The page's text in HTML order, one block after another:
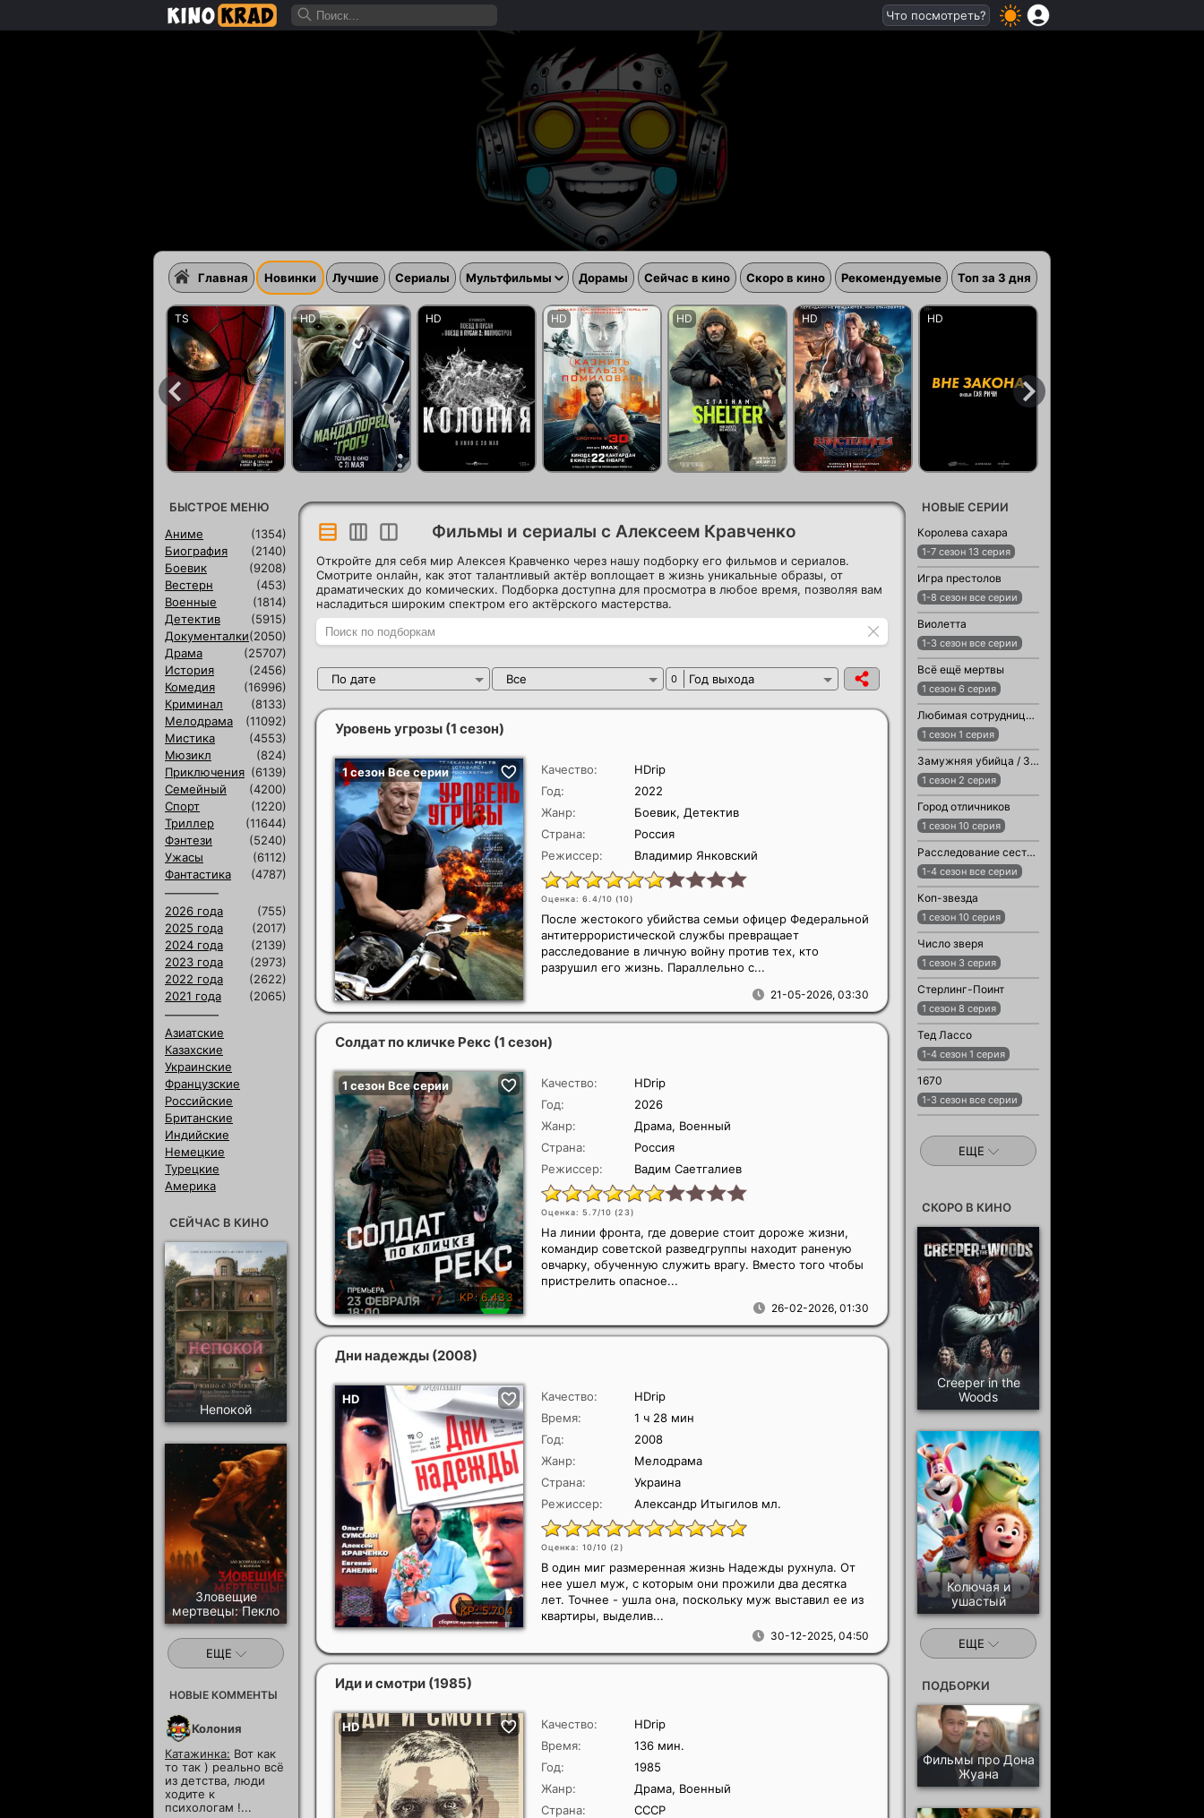
Фильмы и сериалы с Алексеем Кравченко
Откройте для себя мир Алексея Кравченко через нашу подборку его фильмов и сериалов.
Смотрите онлайн, как этот талантливый актёр воплощает в жизнь уникальные образы, от
драматических до комических. Подборка доступна для просмотра в любое время, позволяя вам
насладиться широким спектром его актёрского мастерства.
По дате Все 0 Год выхода
Уровень угрозы (1 сезон)
Качество:
HDrip
Год:
2022
Жанр:
Боевик, Детектив
Страна:
Россия
Режиссер:
Владимир Янковский
Оценка: 6.4/10 (10)
21-05-2026, 03:30
После жестокого убийства семьи офицер Федеральной
антитеррористической службы превращает
расследование в личную войну против тех, кто
разрушил его жизнь. Параллельно с...
Солдат по кличке Рекс (1 сезон)
Качество:
HDrip
Год:
2026
Жанр:
Драма, Военный
Страна:
Россия
Режиссер:
Вадим Саетгалиев
Оценка: 5.7/10 (23)
26-02-2026, 01:30
На линии фронта, где доверие стоит дороже жизни,
командир советской разведгруппы находит раненую
овчарку, обученную служить врагу. Вместо того чтобы
пристрелить опасное...
Дни надежды (2008)
Качество:
HDrip
Время:
1 ч 28 мин
Год:
2008
Жанр:
Мелодрама
Страна:
Украина
Режиссер:
Александр Итыгилов мл.
Оценка: 10/10 (2)
30-12-2025, 04:50
В один миг размеренная жизнь Надежды рухнула. От
нее ушел муж, с которым они прожили два десятка
лет. Точнее - ушла она, поскольку муж выставил ее из
квартиры, выделив...
Иди и смотри (1985)
Качество:
HDrip
Время:
136 мин.
Год:
1985
Жанр:
Драма, Военный
Страна:
СССР
БЫСТРОЕ МЕНЮ
Аниме
(1354)
Биография
(2140)
Боевик
(9208)
Вестерн
(453)
Военные
(1814)
Детектив
(5915)
Документалки(2050)
Драма
(25707)
История
(2456)
Комедия
(16996)
Криминал
(8133)
Мелодрама
(11092)
Мистика
(4553)
Мюзикл
(824)
Приключения (6139)
Семейный
(4200)
Спорт
(1220)
Триллер
(11644)
Фэнтези
(5240)
Ужасы
(6112)
Фантастика
(4787)
2026 года
(755)
2025 года
(2017)
2024 года
(2139)
2023 года
(2973)
2022 года
(2622)
2021 года
(2065)
Азиатские
Казахские
Украинские
Французские
Российские
Британские
Индийские
Немецкие
Турецкие
Америка
СЕЙЧАС В КИНО
Непокой
Зловещие
мертвецы: Пекло
ЕЩЕ
НОВЫЕ КОММЕНТЫ
Колония
Катажинка: Вот как
то так ) реально всё
из детства, люди
ходите к
психологам !...
НОВЫЕ СЕРИИ
Королева сахара
1-7 сезон 13 серия
Игра престолов
1-8 сезон все серии
Виолетта
1-3 сезон все серии
Всё ещё мертвы
1 сезон 6 серия
Любимая сотрудница / Любимый сотрудник
1 сезон 1 серия
Замужняя убийца / Замужняя женщина-убийца
1 сезон 2 серия
Город отличников
1 сезон 10 серия
Расследование сестры Бонифации
1-4 сезон все серии
Коп-звезда
1 сезон 10 серия
Число зверя
1 сезон 3 серия
Стерлинг-Поинт
1 сезон 8 серия
Тед Лассо
1-4 сезон 1 серия
1670
1-3 сезон все серии
ЕЩЕ
СКОРО В КИНО
Creeper in the
Woods
Колючая и
ушастый
ЕЩЕ
ПОДБОРКИ
Фильмы про Дона
Жуана
Главная Новинки Лучшие Сериалы Мультфильмы Дорамы Сейчас в кино Скоро в кино Рекомендуемые Топ за 3 дня
Что посмотреть?